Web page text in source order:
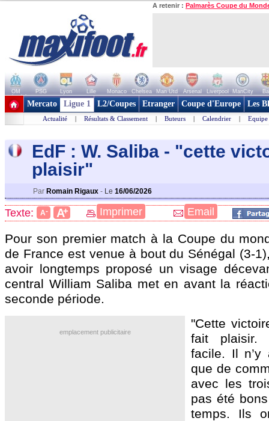
A retenir : Palmarès Coupe du
OM PSG Lyon Lille Monaco Chelsea Man Utd Arsenal Liverpool ManCity
+ de clubs
Mercato Ligue 1 L2/Coupes Etranger Coupe d'Europe Les
Actualité | Résultats & Classement | Buteurs | Calendrier | Equipe
EdF : W. Saliba - "cette
plaisir"
Par Romain Rigaux - Le 16/06/2026
Texte: A- A+ Imprimer Email
Pour son premier match à la Coupe du
de France est venue à bout du Sénégal (3-
avoir longtemps proposé un visage
central William Saliba met en avant la
seconde période.
emplacement publicitaire
"Cette
fait plaisir.
facile. Il
que de
avec les
pas été
temps. Ils